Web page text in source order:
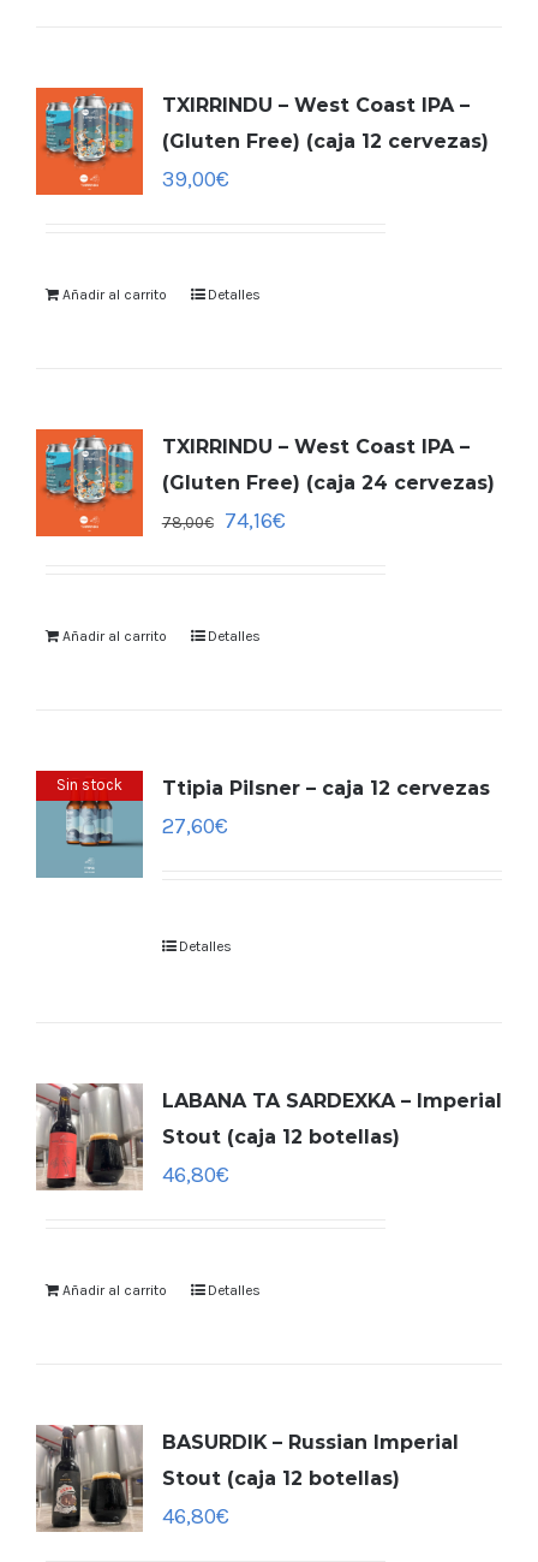
TXIRRINDU – West Coast IPA –
(Gluten Free) (caja 12 cervezas)
39,00€
Añadir al carrito Detalles
TXIRRINDU – West Coast IPA –
(Gluten Free) (caja 24 cervezas)
78,00€ 74,16€
Añadir al carrito Detalles
Sin stock Ttipia Pilsner – caja 12 cervezas
27,60€
Detalles
LABANA TA SARDEXKA – Imperial
Stout (caja 12 botellas)
46,80€
Añadir al carrito Detalles
BASURDIK – Russian Imperial
Stout (caja 12 botellas)
46,80€